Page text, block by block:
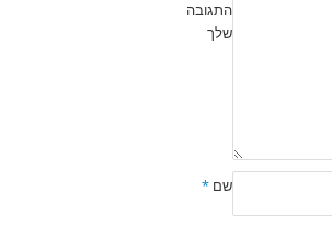
התגובה
שלך
שם *